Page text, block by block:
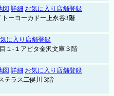
図 詳細 お気に入り店舗登録
ーヨーカドー上永谷3階
に入り店舗登録
１-１アピタ金沢文庫３階
図 詳細 お気に入り店舗登録
テラス二俣川 3階